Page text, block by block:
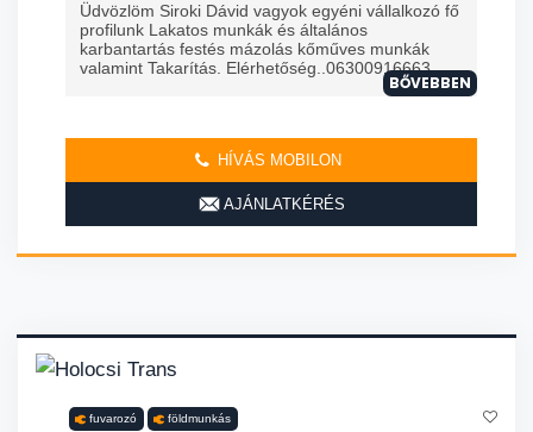
Üdvözlöm Siroki Dávid vagyok egyéni vállalkozó fő
profilunk Lakatos munkák és általános
karbantartás festés mázolás kőműves munkák
valamint Takarítás. Elérhetőség..06300916663
BŐVEBBEN
HÍVÁS MOBILON
AJÁNLATKÉRÉS
fuvarozó földmunkás